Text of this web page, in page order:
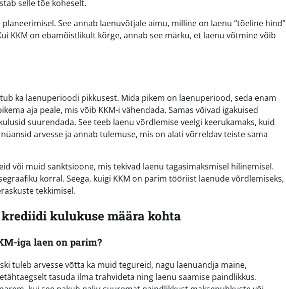
selle tõe koheselt.
See annab laenuvõtjale aimu, milline on laenu “tõeline hind”
KKM on ebamõistlikult kõrge, annab see märku, et laenu võtmine võib
ka laenuperioodi pikkusest. Mida pikem on laenuperiood, seda enam
aja peale, mis võib KKM-i vähendada. Samas võivad igakuised
suurendada. See teeb laenu võrdlemise veelgi keerukamaks, kuid
arvesse ja annab tulemuse, mis on alati võrreldav teiste sama
või muid sanktsioone, mis tekivad laenu tagasimaksmisel hilinemisel.
korral. Seega, kuigi KKM on parim tööriist laenude võrdlemiseks,
tekkimisel.
kulukuse määra kohta
iga laen on parim?
tuleb arvesse võtta ka muid tegureid, nagu laenuandja maine,
tasuda ilma trahvideta ning laenu saamise paindlikkus.